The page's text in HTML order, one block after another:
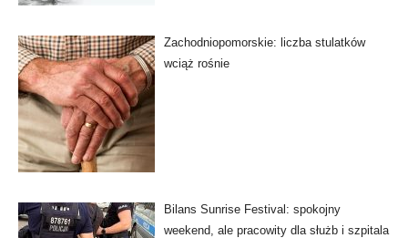
Zachodniopomorskie: liczba stulatków
wciąż rośnie
Bilans Sunrise Festival: spokojny
weekend, ale pracowity dla służb i szpitala